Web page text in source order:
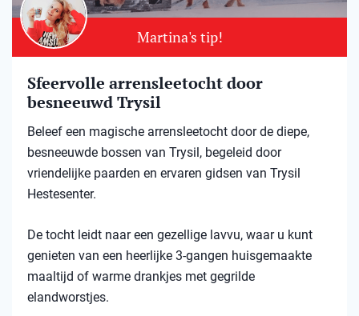
Martina's tip!
Sfeervolle arrensleetocht door
besneeuwd Trysil​
Beleef een magische arrensleetocht door de diepe,
besneeuwde bossen van Trysil, begeleid door
vriendelijke paarden en ervaren gidsen van Trysil
Hestesenter.
De tocht leidt naar een gezellige lavvu, waar u kunt
genieten van een heerlijke 3-gangen huisgemaakte
maaltijd of warme drankjes met gegrilde
elandworstjes.